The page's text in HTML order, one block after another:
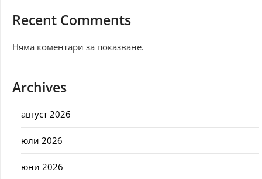
Recent Comments
Няма коментари за показване.
Archives
август 2026
юли 2026
юни 2026